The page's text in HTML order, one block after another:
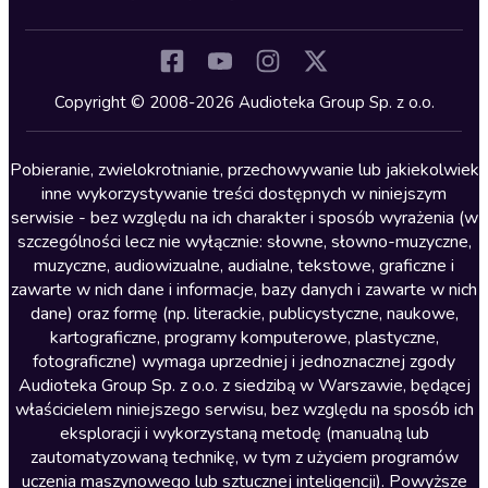
Kryminały
Lektury szkolne
Literatura anglojęzyczna
Literatura faktu
Literatura obyczajowa
Literatura piękna obca
Literatura piękna polska
Nagrania relaksacyjne
Nauka języków
Nauki humanistyczne
Podcasty i audycje
Copyright © 2008-2026 Audioteka Group Sp. z o.o.
Pobieranie, zwielokrotnianie, przechowywanie lub jakiekolwiek
inne wykorzystywanie treści dostępnych w niniejszym
serwisie - bez względu na ich charakter i sposób wyrażenia (w
szczególności lecz nie wyłącznie: słowne, słowno-muzyczne,
muzyczne, audiowizualne, audialne, tekstowe, graficzne i
zawarte w nich dane i informacje, bazy danych i zawarte w nich
dane) oraz formę (np. literackie, publicystyczne, naukowe,
kartograficzne, programy komputerowe, plastyczne,
fotograficzne) wymaga uprzedniej i jednoznacznej zgody
Audioteka Group Sp. z o.o. z siedzibą w Warszawie, będącej
właścicielem niniejszego serwisu, bez względu na sposób ich
eksploracji i wykorzystaną metodę (manualną lub
zautomatyzowaną technikę, w tym z użyciem programów
uczenia maszynowego lub sztucznej inteligencji). Powyższe